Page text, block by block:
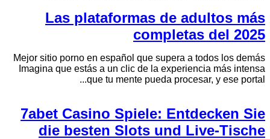
Las plataformas de adultos más
completas del 2025
Mejor sitio porno en español que supera a todos los demás
Imagina que estás a un clic de la experiencia más intensa
que tu mente pueda procesar, y ese portal...
7abet Casino Spiele: Entdecken Sie
die besten Slots und Live-Tische